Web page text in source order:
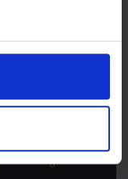
i drugim